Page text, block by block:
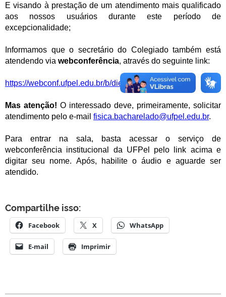
E visando à prestação de um atendimento mais qualificado
aos nossos usuários durante este período de
excepcionalidade;
Informamos que o secretário do Colegiado também está
atendendo via webconferência, através do seguinte link:
https://webconf.ufpel.edu.br/b/die-tdq-qj3
Mas atenção! O interessado deve, primeiramente, solicitar
atendimento pelo e-mail fisica.bacharelado@ufpel.edu.br.
Para entrar na sala, basta acessar o serviço de
webconferência institucional da UFPel pelo link acima e
digitar seu nome. Após, habilite o áudio e aguarde ser
atendido.
Compartilhe isso:
Facebook X WhatsApp
E-mail Imprimir